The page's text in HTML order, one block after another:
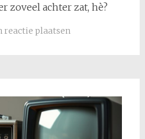
zoveel achter zat, hè?
reactie plaatsen